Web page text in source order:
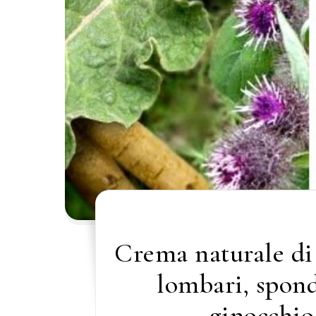
Crema naturale
lombari,